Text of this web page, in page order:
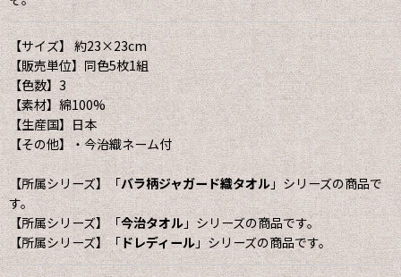
【サイズ】 約23×23cm
【販売単位】同色5枚1組
【色数】3
【素材】綿100%
【生産国】日本
【その他】・今治織ネーム付
【所属シリーズ】「バラ柄ジャガード織タオル」シリーズの商品で
す。
【所属シリーズ】「今治タオル」シリーズの商品です。
【所属シリーズ】「ドレディール」シリーズの商品です。